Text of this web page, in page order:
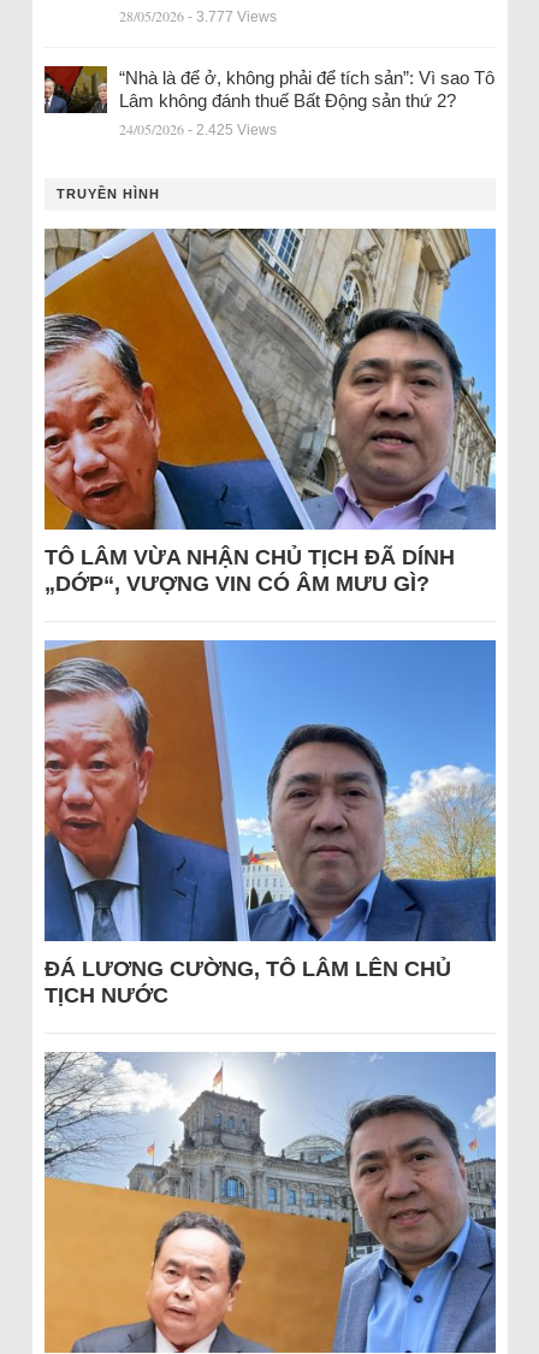
28/05/2026 - 3.777 Views
“Nhà là để ở, không phải để tích sản”: Vì sao Tô
Lâm không đánh thuế Bất Động sản thứ 2?
24/05/2026 - 2.425 Views
TRUYỀN HÌNH
TÔ LÂM VỪA NHẬN CHỦ TỊCH ĐÃ DÍNH
„DỚP“, VƯỢNG VIN CÓ ÂM MƯU GÌ?
ĐÁ LƯƠNG CƯỜNG, TÔ LÂM LÊN CHỦ
TỊCH NƯỚC